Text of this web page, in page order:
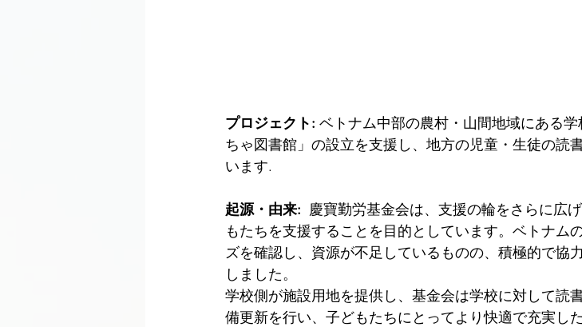
プロジェクト: ベトナム中部の農村・山間地域にある
ちゃ図書館」の設立を支援し、地方の児童・生徒の読
います.
起源・由来: 慶寶勤労基金会は、支援の輪をさらに広
もたちを支援することを目的としています。ベトナム
ズを確認し、資源が不足しているものの、積極的で協
しました。
学校側が施設用地を提供し、基金会は学校に対して読
備更新を行い、子どもたちにとってより快適で充実し